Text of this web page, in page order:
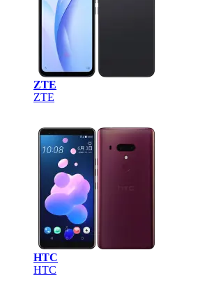
ZTE
ZTE
HTC
HTC